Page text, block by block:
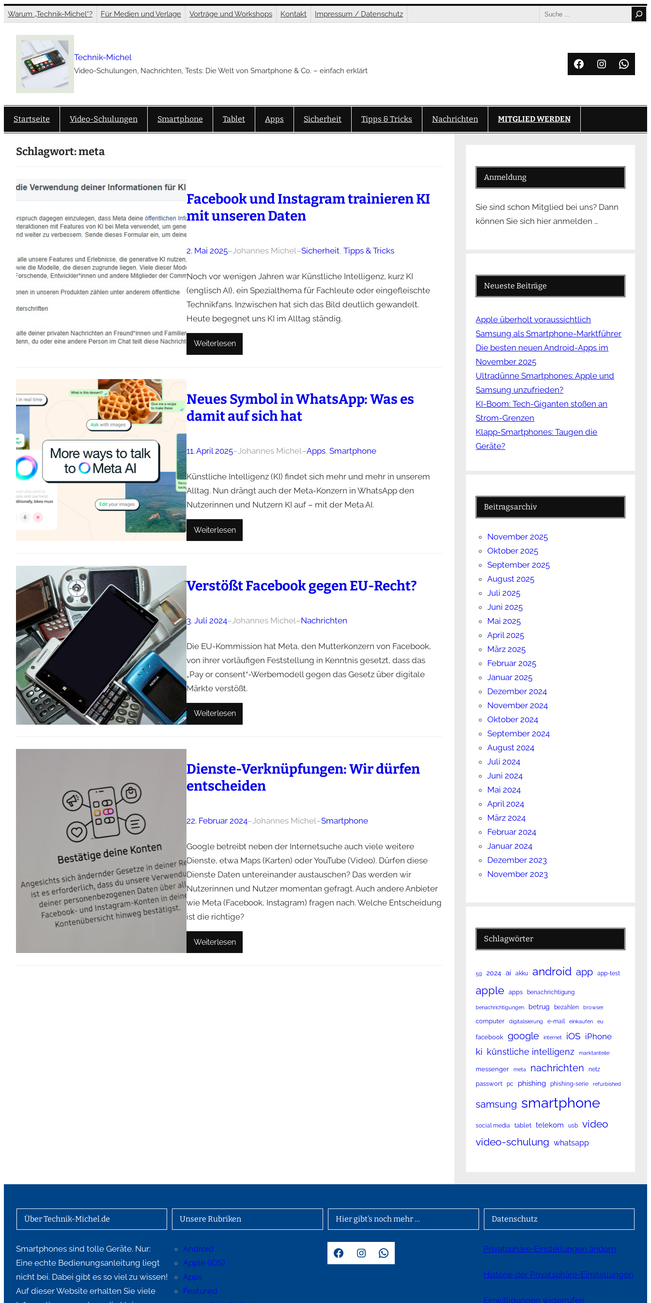
Zum
Inhalt
springen
Warum „Technik-Michel“? Für Medien und Verlage Vorträge und Workshops Kontakt Impressum / Datenschutz Search
Technik-Michel
Video-Schulungen, Nachrichten, Tests: Die Welt von Smartphone & Co. – einfach erklärt
Facebook
Instagram
Startseite Video-Schulungen Smartphone Tablet Apps Sicherheit Tipps & Tricks Nachrichten MITGLIED WERDEN
Schlagwort:meta
Facebook und Instagram trainieren KI
mit unseren Daten
2. Mai 2025–Johannes Michel–Sicherheit, Tipps & Tricks
Noch vor wenigen Jahren war Künstliche Intelligenz, kurz KI
(englisch AI), ein Spezialthema für Fachleute oder eingefleischte
Technikfans. Inzwischen hat sich das Bild deutlich gewandelt.
Heute begegnet uns KI im Alltag ständig.
Weiterlesen
Neues Symbol in WhatsApp: Was es
damit auf sich hat
11. April 2025–Johannes Michel–Apps, Smartphone
Künstliche Intelligenz (KI) findet sich mehr und mehr in unserem
Alltag. Nun drängt auch der Meta-Konzern in WhatsApp den
Nutzerinnen und Nutzern KI auf – mit der Meta AI.
Weiterlesen
Verstößt Facebook gegen EU-Recht?
3. Juli 2024–Johannes Michel–Nachrichten
Die EU-Kommission hat Meta, den Mutterkonzern von Facebook,
von ihrer vorläufigen Feststellung in Kenntnis gesetzt, dass das
„Pay or consent“-Werbemodell gegen das Gesetz über digitale
Märkte verstößt.
Weiterlesen
Dienste-Verknüpfungen: Wir dürfen
entscheiden
22. Februar 2024–Johannes Michel–Smartphone
Google betreibt neben der Internetsuche auch viele weitere
Dienste, etwa Maps (Karten) oder YouTube (Video). Dürfen diese
Dienste Daten untereinander austauschen? Das werden wir
Nutzerinnen und Nutzer momentan gefragt. Auch andere Anbieter
wie Meta (Facebook, Instagram) fragen nach. Welche Entscheidung
ist die richtige?
Weiterlesen
Anmeldung
Sie sind schon Mitglied bei uns? Dann
können Sie sich hier anmelden …
Neueste Beiträge
Apple überholt voraussichtlich
Samsung als Smartphone-Marktführer
Die besten neuen Android-Apps im
November 2025
Ultradünne Smartphones: Apple und
Samsung unzufrieden?
KI-Boom: Tech-Giganten stoßen an
Strom-Grenzen
Klapp-Smartphones: Taugen die
Geräte?
Beitragsarchiv
November 2025
Oktober 2025
September 2025
August 2025
Juli 2025
Juni 2025
Mai 2025
April 2025
März 2025
Februar 2025
Januar 2025
Dezember 2024
November 2024
Oktober 2024
September 2024
August 2024
Juli 2024
Juni 2024
Mai 2024
April 2024
März 2024
Februar 2024
Januar 2024
Dezember 2023
November 2023
Schlagwörter
5g 2024 ai akku android app app-test
apple apps benachrichtigung
benachrichtigungen betrug bezahlen browser
computer digitalisierung e-mail einkaufen eu
facebook google internet iOS iPhone
ki künstliche intelligenz marktanteile
messenger meta nachrichten netz
passwort pc phishing phishing-serie refurbished
samsung smartphone
social media tablet telekom usb
video
video-schulung whatsapp
Über Technik-Michel.de
Smartphones sind tolle Geräte. Nur:
Eine echte Bedienungsanleitung liegt
nicht bei. Dabei gibt es so viel zu wissen!
Auf dieser Website erhalten Sie viele
Unsere Rubriken
Android
Apple (iOS)
Apps
Featured
Hier gibt’s noch mehr …
Facebook Instagram WhatsApp
Datenschutz
Privatsphäre-Einstellungen ändern
Historie der Privatsphäre-Einstellungen
Einwilligungen widerrufen